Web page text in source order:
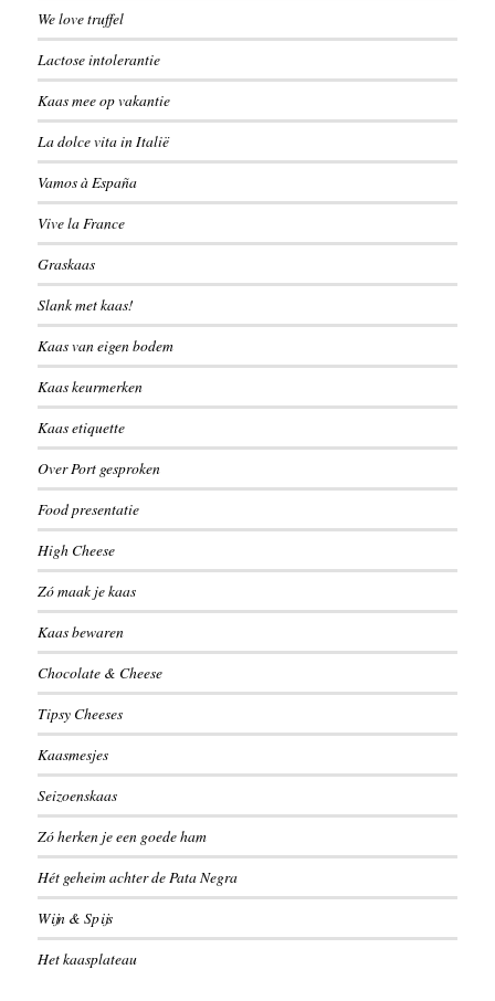
We love truffel
Lactose intolerantie
Kaas mee op vakantie
La dolce vita in Italië
Vamos à España
Vive la France
Graskaas
Slank met kaas!
Kaas van eigen bodem
Kaas keurmerken
Kaas etiquette
Over Port gesproken
Food presentatie
High Cheese
Zó maak je kaas
Kaas bewaren
Chocolate & Cheese
Tipsy Cheeses
Kaasmesjes
Seizoenskaas
Zó herken je een goede ham
Hét geheim achter de Pata Negra
Wijn & Spijs
Het kaasplateau